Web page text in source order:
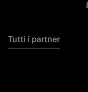
Tutti i partner